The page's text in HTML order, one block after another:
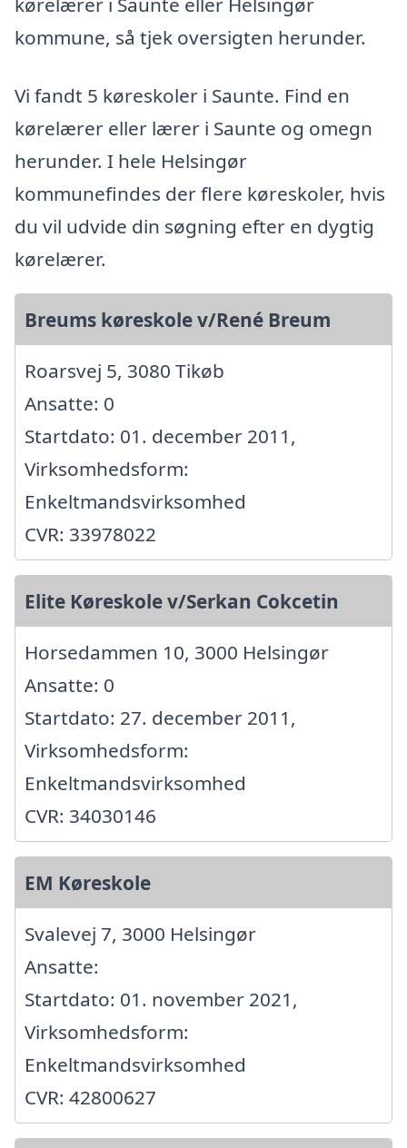
kommune, så tjek oversigten herunder.
Vi fandt 5 køreskoler i Saunte. Find en
kørelærer eller lærer i Saunte og omegn
herunder. I hele Helsingør
kommunefindes der flere køreskoler, hvis
du vil udvide din søgning efter en dygtig
kørelærer.
Breums køreskole v/René Breum
Roarsvej 5, 3080 Tikøb
Ansatte: 0
Startdato: 01. december 2011,
Virksomhedsform:
Enkeltmandsvirksomhed
CVR: 33978022
Elite Køreskole v/Serkan Cokcetin
Horsedammen 10, 3000 Helsingør
Ansatte: 0
Startdato: 27. december 2011,
Virksomhedsform:
Enkeltmandsvirksomhed
CVR: 34030146
EM Køreskole
Svalevej 7, 3000 Helsingør
Ansatte:
Startdato: 01. november 2021,
Virksomhedsform:
Enkeltmandsvirksomhed
CVR: 42800627